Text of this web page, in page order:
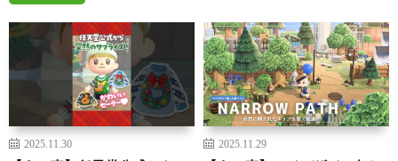
2025.11.30 2025.11.29